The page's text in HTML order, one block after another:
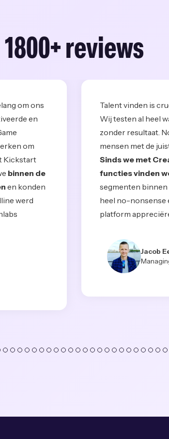
1800+ reviews
om ons
en
om
Kickstart
binnen de
en konden
werd
Talent vinden is
Wij testen al heel
zonder resultaat.
mensen met de
Sinds we met
functies vinden
segmenten
heel no-nonsense
platform
Jacob